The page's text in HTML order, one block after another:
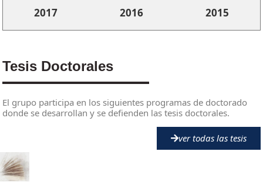
2017 2016 2015
Tesis Doctorales
El grupo participa en los siguientes programas de doctorado
donde se desarrollan y se defienden las tesis doctorales.
ver todas las tesis